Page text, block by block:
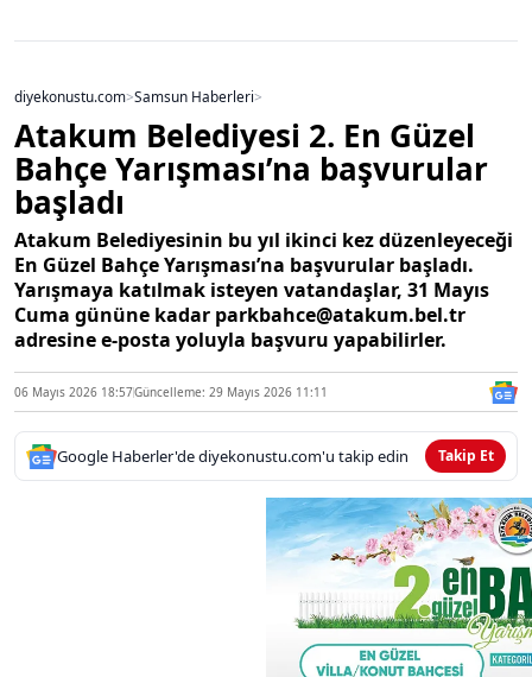
diyekonustu.com>Samsun Haberleri>
Atakum Belediyesi 2. En Güzel
Bahçe Yarışması’na başvurular
başladı
Atakum Belediyesinin bu yıl ikinci kez düzenleyeceği
En Güzel Bahçe Yarışması’na başvurular başladı.
Yarışmaya katılmak isteyen vatandaşlar, 31 Mayıs
Cuma gününe kadar parkbahce@atakum.bel.tr
adresine e-posta yoluyla başvuru yapabilirler.
06 Mayıs 2026 18:57Güncelleme: 29 Mayıs 2026 11:11
Google Haberler'de diyekonustu.com'u takip edin Takip Et